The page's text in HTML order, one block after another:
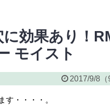
効果あり！
モイスト
2017/9/8 （
す・・・・。